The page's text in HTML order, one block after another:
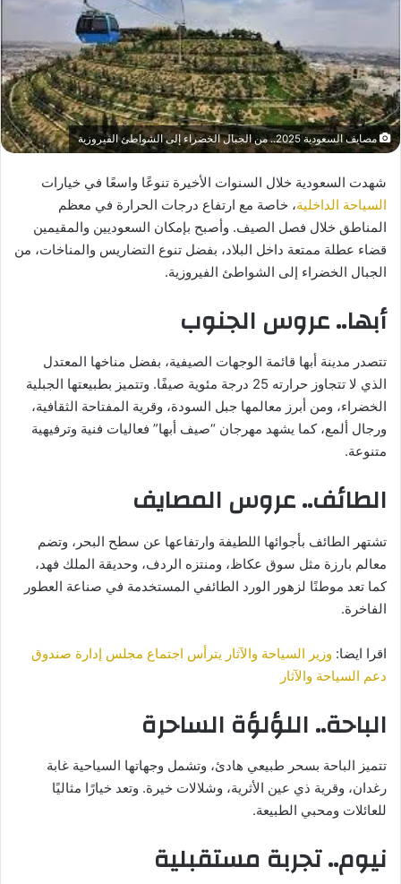
مصايف السعودية 2025.. من الجبال الخضراء إلى الشواطئ الفيروزية
شهدت السعودية خلال السنوات الأخيرة تنوعًا واسعًا في خيارات
السياحة الداخلية، خاصة مع ارتفاع درجات الحرارة في معظم
المناطق خلال فصل الصيف. وأصبح بإمكان السعوديين والمقيمين
قضاء عطلة ممتعة داخل البلاد، بفضل تنوع التضاريس والمناخات، من
الجبال الخضراء إلى الشواطئ الفيروزية.
أبها.. عروس الجنوب
تتصدر مدينة أبها قائمة الوجهات الصيفية، بفضل مناخها المعتدل
الذي لا تتجاوز حرارته 25 درجة مئوية صيفًا. وتتميز بطبيعتها الجبلية
الخضراء، ومن أبرز معالمها جبل السودة، وقرية المفتاحة الثقافية،
ورجال ألمع، كما يشهد مهرجان “صيف أبها” فعاليات فنية وترفيهية
متنوعة.
الطائف.. عروس المصايف
تشتهر الطائف بأجوائها اللطيفة وارتفاعها عن سطح البحر، وتضم
معالم بارزة مثل سوق عكاظ، ومنتزه الردف، وحديقة الملك فهد،
كما تعد موطنًا لزهور الورد الطائفي المستخدمة في صناعة العطور
الفاخرة.
اقرا ايضا: وزير السياحة والآثار يترأس اجتماع مجلس إدارة صندوق
دعم السياحة والآثار
الباحة.. اللؤلؤة الساحرة
تتميز الباحة بسحر طبيعي هادئ، وتشمل وجهاتها السياحية غابة
رغدان، وقرية ذي عين الأثرية، وشلالات خيرة. وتعد خيارًا مثاليًا
للعائلات ومحبي الطبيعة.
نيوم.. تجربة مستقبلية